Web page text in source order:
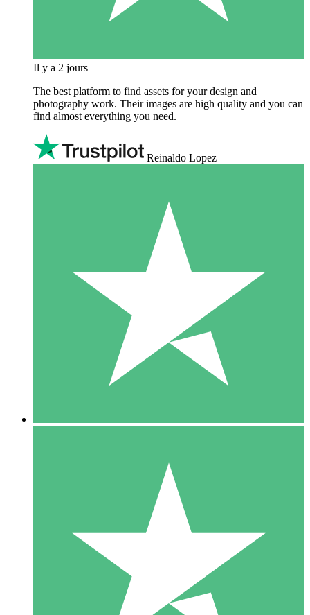
Il y a 2 jours
The best platform to find assets for your design and
photography work. Their images are high quality and you can
find almost everything you need.
Reinaldo Lopez